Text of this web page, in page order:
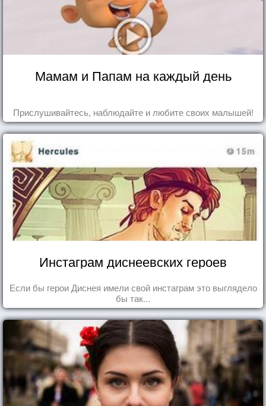
Мамам и Папам на каждый день
Прислушивайтесь, наблюдайте и любите своих малышей!
Инстаграм диснеевских героев
Если бы герои Диснея имели свой инстаграм это выглядело
бы так...